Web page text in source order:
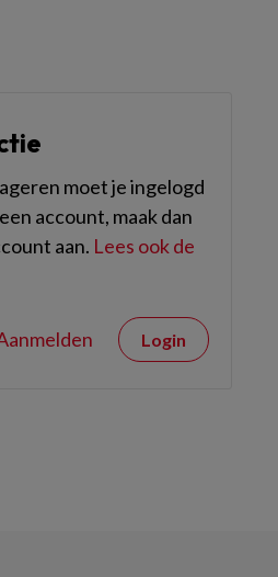
moet je ingelogd
account, maak dan
aan. Lees ook de
Login